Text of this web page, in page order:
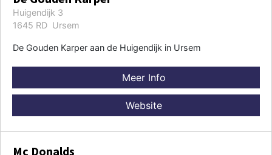
Huigendijk 3
1645 RD Ursem
De Gouden Karper aan de Huigendijk in Ursem
Meer Info
Website
Mc Donalds